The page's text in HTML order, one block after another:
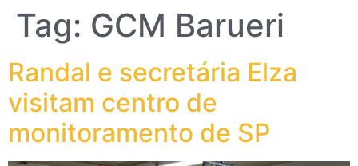
Tag: GCM Barueri
Randal e secretária Elza
visitam centro de
monitoramento de SP